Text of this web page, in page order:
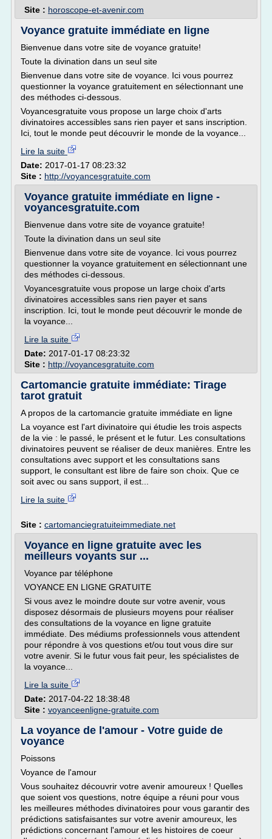
Site : horoscope-et-avenir.com
Voyance gratuite immédiate en ligne
Bienvenue dans votre site de voyance gratuite!
Toute la divination dans un seul site
Bienvenue dans votre site de voyance. Ici vous pourrez
questionner la voyance gratuitement en sélectionnant une
des méthodes ci-dessous.
Voyancesgratuite vous propose un large choix d'arts
divinatoires accessibles sans rien payer et sans inscription.
Ici, tout le monde peut découvrir le monde de la voyance...
Lire la suite
Date: 2017-01-17 08:23:32
Site : http://voyancesgratuite.com
Voyance gratuite immédiate en ligne -
voyancesgratuite.com
Bienvenue dans votre site de voyance gratuite!
Toute la divination dans un seul site
Bienvenue dans votre site de voyance. Ici vous pourrez
questionner la voyance gratuitement en sélectionnant une
des méthodes ci-dessous.
Voyancesgratuite vous propose un large choix d'arts
divinatoires accessibles sans rien payer et sans
inscription. Ici, tout le monde peut découvrir le monde de
la voyance...
Lire la suite
Date: 2017-01-17 08:23:32
Site : http://voyancesgratuite.com
Cartomancie gratuite immédiate: Tirage
tarot gratuit
A propos de la cartomancie gratuite immédiate en ligne
La voyance est l'art divinatoire qui étudie les trois aspects
de la vie : le passé, le présent et le futur. Les consultations
divinatoires peuvent se réaliser de deux manières. Entre les
consultations avec support et les consultations sans
support, le consultant est libre de faire son choix. Que ce
soit avec ou sans support, il est...
Lire la suite
Site : cartomanciegratuiteimmediate.net
Voyance en ligne gratuite avec les
meilleurs voyants sur ...
Voyance par téléphone
VOYANCE EN LIGNE GRATUITE
Si vous avez le moindre doute sur votre avenir, vous
disposez désormais de plusieurs moyens pour réaliser
des consultations de la voyance en ligne gratuite
immédiate. Des médiums professionnels vous attendent
pour répondre à vos questions et/ou tout vous dire sur
votre avenir. Si le futur vous fait peur, les spécialistes de
la voyance...
Lire la suite
Date: 2017-04-22 18:38:48
Site : voyanceenligne-gratuite.com
La voyance de l'amour - Votre guide de
voyance
Poissons
Voyance de l'amour
Vous souhaitez découvrir votre avenir amoureux ! Quelles
que soient vos questions, notre équipe a réuni pour vous
les meilleures méthodes divinatoires pour vous garantir des
prédictions satisfaisantes sur votre avenir amoureux, les
prédictions concernant l'amour et les histoires de coeur